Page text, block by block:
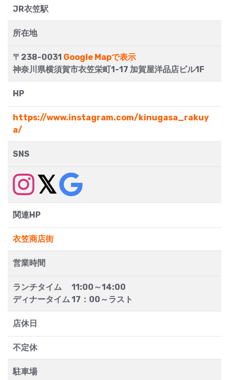
JR衣笠駅
所在地
〒238-0031 Google Mapで表示
神奈川県横須賀市衣笠栄町1-17 加賀屋洋品店ビル1F
HP
https://www.instagram.com/kinugasa_rakuy
a/
SNS
関連HP
衣笠商店街
営業時間
ランチタイム 11:00～14:00
ディナータイム 17：00～ラスト
店休日
不定休
駐車場